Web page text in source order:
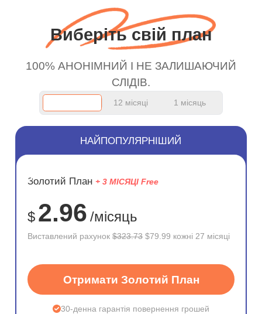
and keep up the good
work.
безкоштовним
сервісом. А 10/10.
Виберіть свій план
100% АНОНІМНИЙ І НЕ ЗАЛИШАЮЧИЙ
СЛІДІВ.
12 місяці 1 місяць
ЗНИЖКА
75%
НАЙПОПУЛЯРНІШИЙ
Золотий План + 3 МІСЯЦІ Free
$ 2.96 /місяць
Виставлений рахунок$323.73 $79.99 кожні 27 місяці
Отримати Золотий План
30-денна гарантія повернення грошей